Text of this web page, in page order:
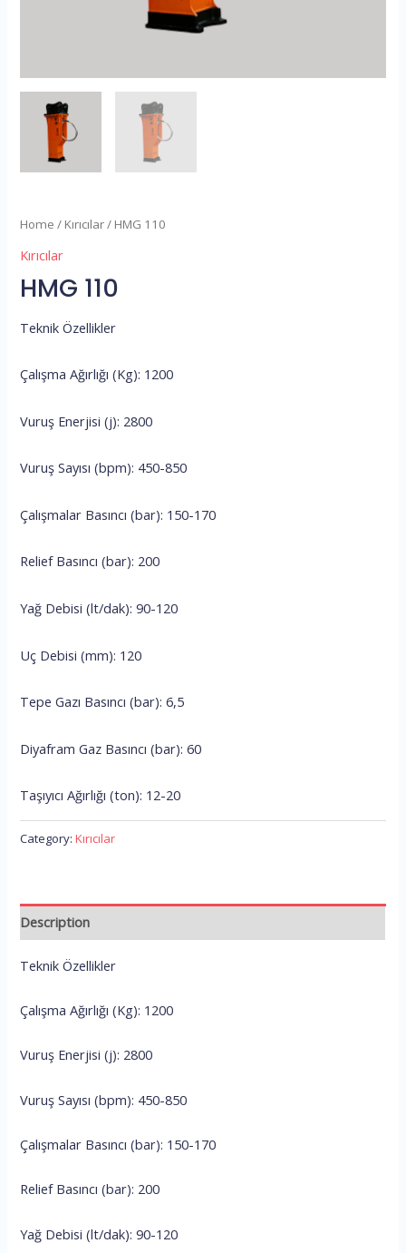
Home / Kırıcılar/ HMG 110
Kırıcılar
HMG 110
Teknik Özellikler
Çalışma Ağırlığı (Kg): 1200
Vuruş Enerjisi (j): 2800
Vuruş Sayısı (bpm): 450-850
Çalışmalar Basıncı (bar): 150-170
Relief Basıncı (bar): 200
Yağ Debisi (lt/dak): 90-120
Uç Debisi (mm): 120
Tepe Gazı Basıncı (bar): 6,5
Diyafram Gaz Basıncı (bar): 60
Taşıyıcı Ağırlığı (ton): 12-20
Category:Kırıcılar
Description
Teknik Özellikler
Çalışma Ağırlığı (Kg): 1200
Vuruş Enerjisi (j): 2800
Vuruş Sayısı (bpm): 450-850
Çalışmalar Basıncı (bar): 150-170
Relief Basıncı (bar): 200
Yağ Debisi (lt/dak): 90-120